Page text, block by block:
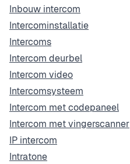
Inbouw intercom
Intercominstallatie
Intercoms
Intercom deurbel
Intercom video
Intercomsysteem
Intercom met codepaneel
Intercom met vingerscanner
IP intercom
Intratone